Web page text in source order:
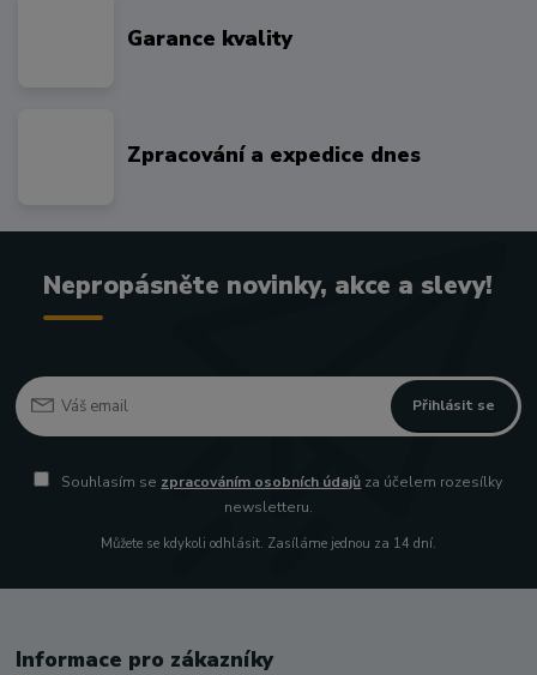
Garance kvality
Zpracování a expedice dnes
Nepropásněte novinky, akce a slevy!
Přihlásit se
Souhlasím se zpracováním osobních údajů za účelem rozesílky
newsletteru.
Můžete se kdykoli odhlásit. Zasíláme jednou za 14 dní.
Informace pro zákazníky